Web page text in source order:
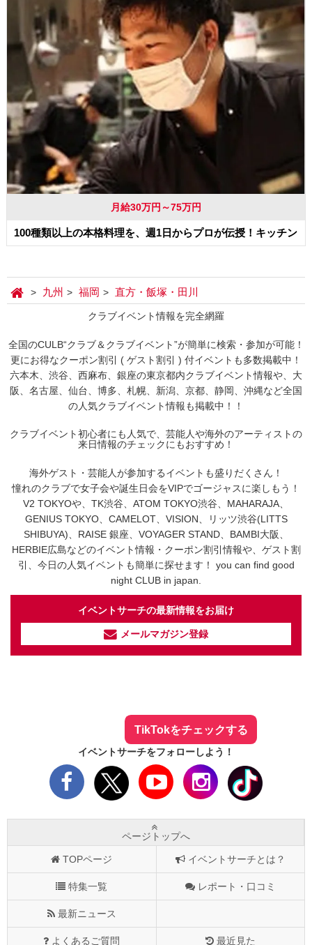
月給30万円～75万円
100種類以上の本格料理を、週1日からプロが伝授！キッチン
九州 福岡 直方・飯塚・田川
クラブイベント情報を完全網羅
全国のCULB“クラブ＆クラブイベント”が簡単に検索・参加が可能！
更にお得なクーポン割引 ( ゲスト割引 ) 付イベントも多数掲載中！
六本木、渋谷、西麻布、銀座の東京都内クラブイベント情報や、大
阪、名古屋、仙台、博多、札幌、新潟、京都、静岡、沖縄など全国
の人気クラブイベント情報も掲載中！！
クラブイベント初心者にも人気で、芸能人や海外のアーティストの
来日情報のチェックにもおすすめ！
海外ゲスト・芸能人が参加するイベントも盛りだくさん！
憧れのクラブで女子会や誕生日会をVIPでゴージャスに楽しもう！
V2 TOKYOや、TK渋谷、ATOM TOKYO渋谷、MAHARAJA、
GENIUS TOKYO、CAMELOT、VISION、リッツ渋谷(LITTS
SHIBUYA)、RAISE 銀座、VOYAGER STAND、BAMBI大阪、
HERBIE広島などのイベント情報・クーポン割引情報や、ゲスト割
引、今日の人気イベントも簡単に探せます！ you can find good
night CLUB in japan.
イベントサーチの最新情報をお届け
メールマガジン登録
TikTokをチェックする
イベントサーチをフォローしよう！
ページトップへ
TOPページ イベントサーチとは？
特集一覧 レポート・口コミ
最新ニュース
よくあるご質問 最近見た